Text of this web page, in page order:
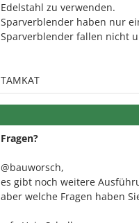
Edelstahl zu verwenden.
Sparverblender haben nur
Sparverblender fallen nicht
TAMKAT
Fragen?
@bauworsch,
es gibt noch weitere
aber welche Fragen haben